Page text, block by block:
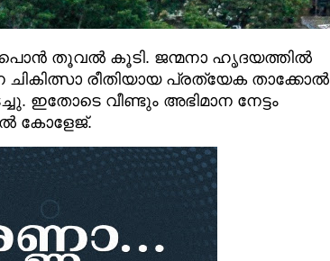
പൊൻ തൂവൽ കൂടി. ജന്മനാ ഹൃദയത്തിൽ
ചികിത്സാ രീതിയായ പ്രത്യേക താക്കോൽ
ഇതോടെ വീണ്ടും അഭിമാന നേട്ടം
കോളേജ്.